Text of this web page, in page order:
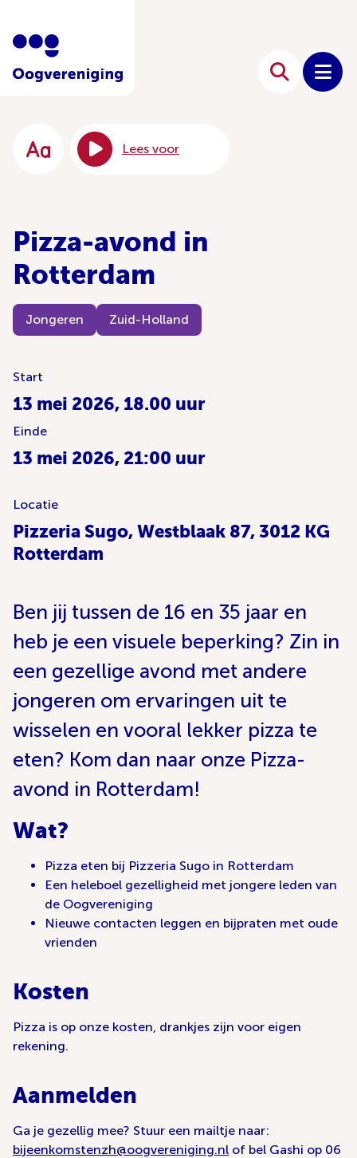
Lees voor
Pizza-avond in
Rotterdam
Jongeren Zuid-Holland
Start
13 mei 2026, 18.00 uur
Einde
13 mei 2026, 21:00 uur
Locatie
Pizzeria Sugo, Westblaak 87, 3012 KG
Rotterdam
Ben jij tussen de 16 en 35 jaar en
heb je een visuele beperking? Zin in
een gezellige avond met andere
jongeren om ervaringen uit te
wisselen en vooral lekker pizza te
eten? Kom dan naar onze Pizza-
avond in Rotterdam!
Wat?
Pizza eten bij Pizzeria Sugo in Rotterdam
Een heleboel gezelligheid met jongere leden van
de Oogvereniging
Nieuwe contacten leggen en bijpraten met oude
vrienden
Kosten
Pizza is op onze kosten, drankjes zijn voor eigen
rekening.
Aanmelden
Ga je gezellig mee? Stuur een mailtje naar:
bijeenkomstenzh@oogvereniging.nl of bel Gashi op 06